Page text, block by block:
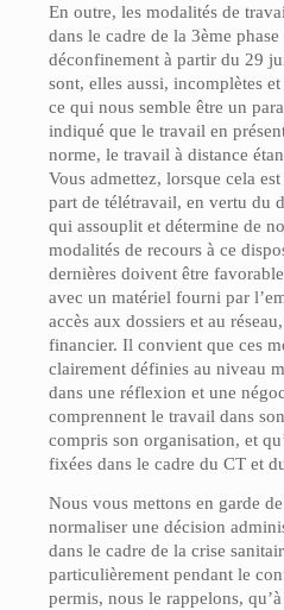
En outre, les modalités de
dans le cadre de la 3ème phase
déconfinement à partir du 29
sont, elles aussi, incomplètes
ce qui nous semble être un
indiqué que le travail en
norme, le travail à distance
Vous admettez, lorsque cela
part de télétravail, en vertu du
qui assouplit et détermine de
modalités de recours à ce
dernières doivent être
avec un matériel fourni par
accès aux dossiers et au
financier. Il convient que ces
clairement définies au niveau
dans une réflexion et une
comprennent le travail dans
compris son organisation, et
fixées dans le cadre du CT et
Nous vous mettons en garde
normaliser une décision
dans le cadre de la crise
particulièrement pendant le
permis, nous le rappelons,